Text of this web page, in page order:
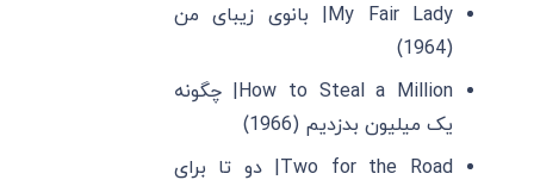
My Fair Lady| بانوی زیبای من
(1964)
How to Steal a Million| چگونه
یک میلیون بدزدیم (1966)
Two for the Road| دو تا برای